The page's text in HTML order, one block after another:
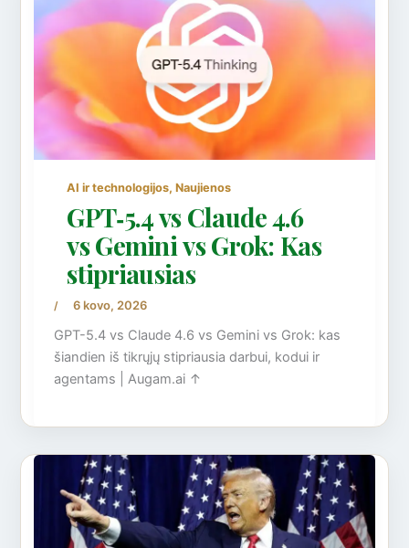
AI ir technologijos,Naujienos
GPT‑5.4 vs Claude 4.6
vs Gemini vs Grok: Kas
stipriausias
/ 6 kovo, 2026
GPT-5.4 vs Claude 4.6 vs Gemini vs Grok: kas
šiandien iš tikrųjų stipriausia darbui, kodui ir
agentams | Augam.ai ↑